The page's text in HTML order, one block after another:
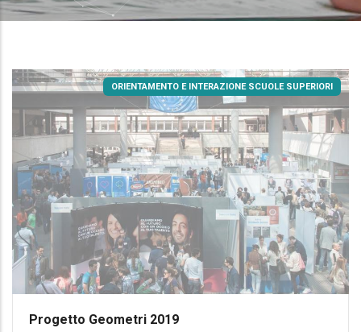
ORIENTAMENTO E INTERAZIONE SCUOLE SUPERIORI
Progetto Geometri 2019